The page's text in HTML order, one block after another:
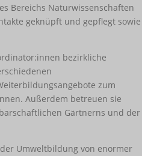
Bereichs Naturwissenschaften
geknüpft und gepflegt sowie
bezirkliche
zum
Außerdem betreuen sie
Gärtnerns und der
Umweltbildung von enormer